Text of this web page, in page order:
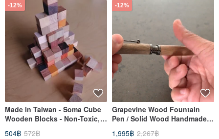
-12%
Made in Taiwan - Soma Cube
Wooden Blocks - Non-Toxic,
Natural, Healthy
504฿ 572฿
-12%
Grapevine Wood Fountain
Pen / Solid Wood Handmade
1,995฿ 2,267฿